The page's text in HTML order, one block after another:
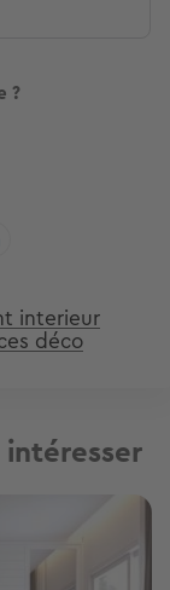
?
interieur
déco